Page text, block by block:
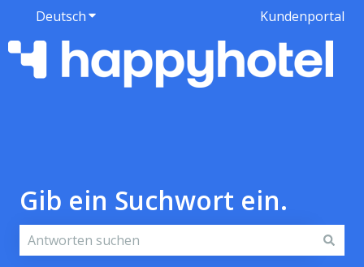
DeutschUntermenü für Übersetzungen anzeigen
Kundenportal
Gib ein Suchwort ein.